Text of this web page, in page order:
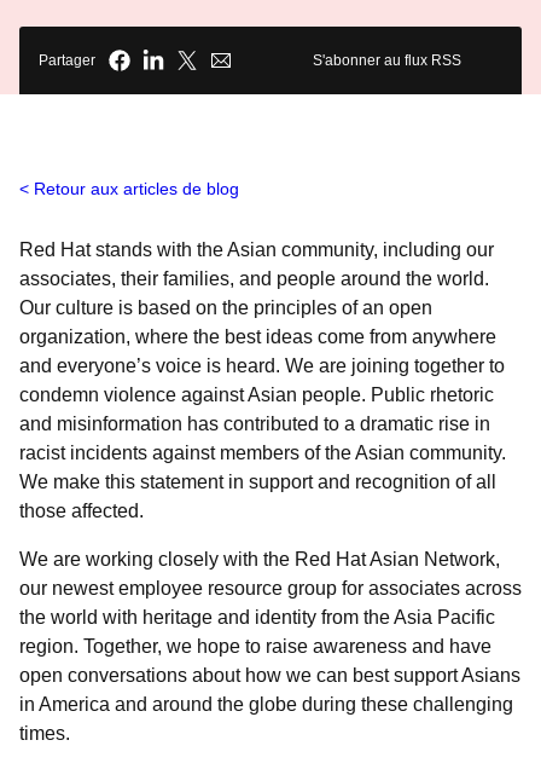
Partager S'abonner au flux RSS
Retour aux articles de blog
Red Hat stands with the Asian community, including our
associates, their families, and people around the world.
Our culture is based on the principles of an open
organization, where the best ideas come from anywhere
and everyone’s voice is heard. We are joining together to
condemn violence against Asian people. Public rhetoric
and misinformation has contributed to a dramatic rise in
racist incidents against members of the Asian community.
We make this statement in support and recognition of all
those affected.
We are working closely with the Red Hat Asian Network,
our newest employee resource group for associates across
the world with heritage and identity from the Asia Pacific
region. Together, we hope to raise awareness and have
open conversations about how we can best support Asians
in America and around the globe during these challenging
times.